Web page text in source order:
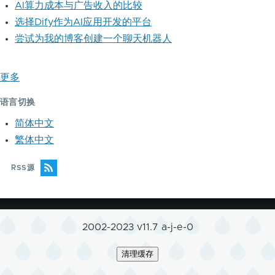
AI算力成本与广告收入的比较
选择Dify作为AI应用开发的平台
尝试为我的博客创建一个聊天机器人
更多
语言切换
简体中文
繁体中文
RSS源
2002-2023 v11.7 a-j-e-0